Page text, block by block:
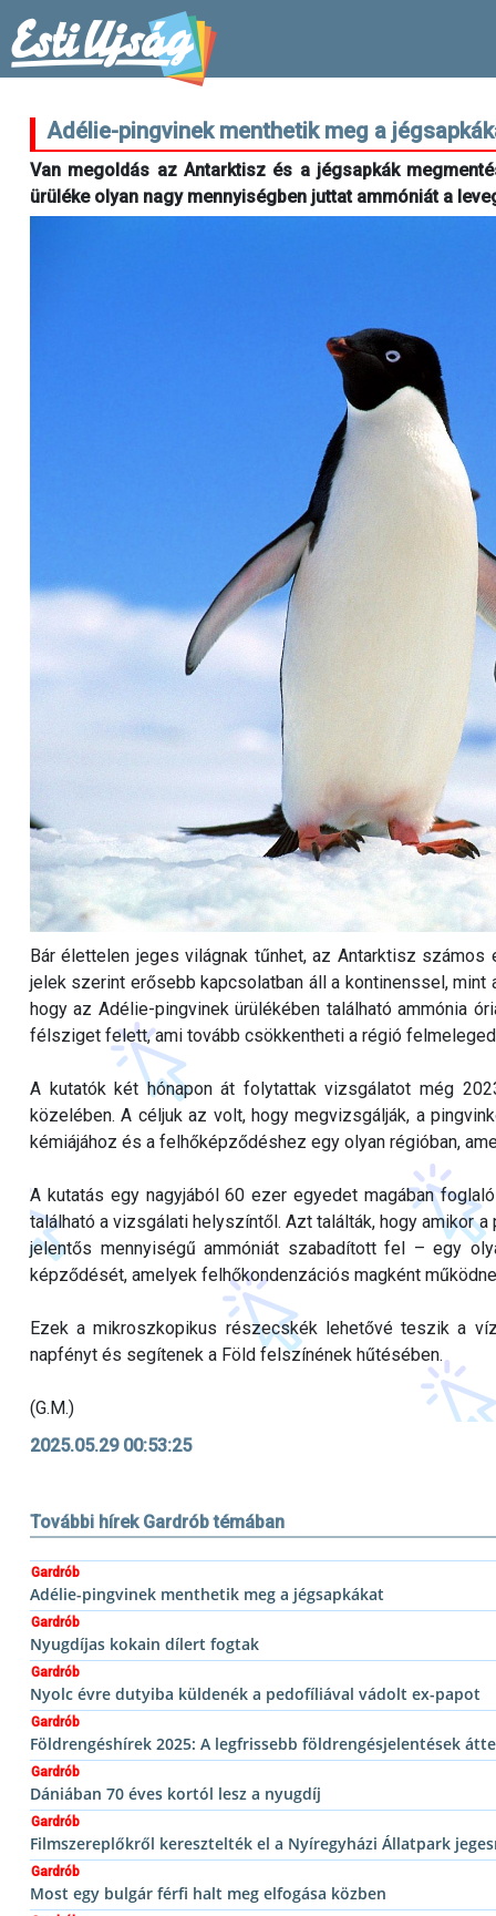
Adélie-pingvinek menthetik meg a
Van megoldás az Antarktisz és a jégsapkák
ürüléke olyan nagy mennyiségben juttat ammóniát a
Bár élettelen jeges világnak tűnhet, az Antarktisz
jelek szerint erősebb kapcsolatban áll a kontinenssel,
hogy az Adélie-pingvinek ürülékében található ammónia
félsziget felett, ami tovább csökkentheti a régió
A kutatók két hónapon át folytattak vizsgálatot még
közelében. A céljuk az volt, hogy megvizsgálják, a
kémiájához és a felhőképződéshez egy olyan régióban,
A kutatás egy nagyjából 60 ezer egyedet magában
található a vizsgálati helyszíntől. Azt találták, hogy amikor
jelentős mennyiségű ammóniát szabadított fel – egy
képződését, amelyek felhőkondenzációs magként
Ezek a mikroszkopikus részecskék lehetővé teszik a
napfényt és segítenek a Föld felszínének hűtésében.
(G.M.)
2025.05.29 00:53:25
További hírek Gardrób témában
Gardrób
Adélie-pingvinek menthetik meg a jégsapkákat
Gardrób
Nyugdíjas kokain dílert fogtak
Gardrób
Nyolc évre dutyiba küldenék a pedofíliával vádolt ex-papot
Gardrób
Földrengéshírek 2025: A legfrissebb földrengésjelentések
Gardrób
Dániában 70 éves kortól lesz a nyugdíj
Gardrób
Filmszereplőkről keresztelték el a Nyíregyházi Állatpark
Gardrób
Most egy bulgár férfi halt meg elfogása közben